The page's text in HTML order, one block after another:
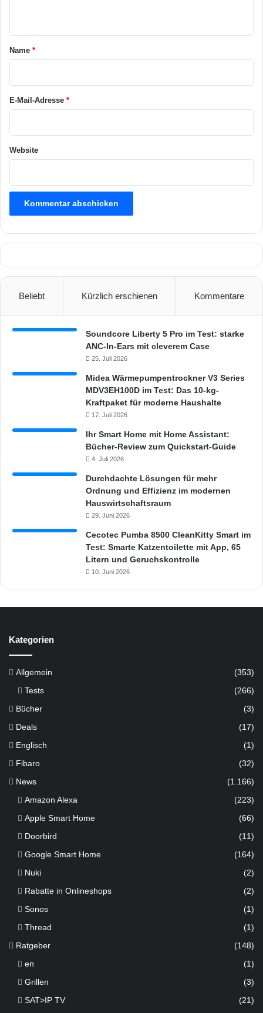
b
a
r
Name *
E-Mail-Adresse *
Website
Beliebt Kürzlich erschienen Kommentare
Soundcore Liberty 5 Pro im Test: starke
ANC-In-Ears mit cleverem Case
25. Juli 2026
Midea Wärmepumpentrockner V3 Series
MDV3EH100D im Test: Das 10-kg-
Kraftpaket für moderne Haushalte
17. Juli 2026
Ihr Smart Home mit Home Assistant:
Bücher-Review zum Quickstart-Guide
4. Juli 2026
Durchdachte Lösungen für mehr
Ordnung und Effizienz im modernen
Hauswirtschaftsraum
29. Juni 2026
Cecotec Pumba 8500 CleanKitty Smart im
Test: Smarte Katzentoilette mit App, 65
Litern und Geruchskontrolle
10. Juni 2026
Kategorien
Allgemein (353)
Tests (266)
Bücher (3)
Deals (17)
Englisch (1)
Fibaro (32)
News (1.166)
Amazon Alexa
(223)
Apple Smart Home
(66)
Doorbird
(11)
Google Smart Home
(164)
Nuki
(2)
Rabatte in Onlineshops
(2)
Sonos
(1)
Thread
(1)
Ratgeber (148)
en
(1)
Grillen
(3)
SAT>IP TV
(21)